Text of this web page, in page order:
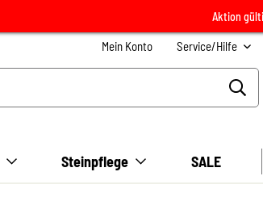
Aktion
Mein Konto Service/Hilfe
Steinpflege SALE